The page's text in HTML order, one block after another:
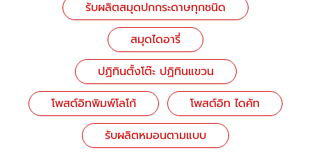
รับผลิตสมุดปกกระดาษทุกชนิด
สมุดไดอารี่
ปฏิทินตั้งโต๊ะ ปฏิทินแขวน
โพสต์อิทพิมพ์โลโก้
โพสต์อิท ไดคัท
รับผลิตหมอนตามแบบ